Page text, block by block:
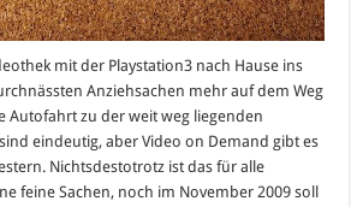
mit der Playstation3 nach Hause ins
Anziehsachen mehr auf dem Weg
Autofahrt zu der weit weg liegenden
eindeutig, aber Video on Demand gibt es
Nichtsdestotrotz ist das für alle
feine Sachen, noch im November 2009 soll